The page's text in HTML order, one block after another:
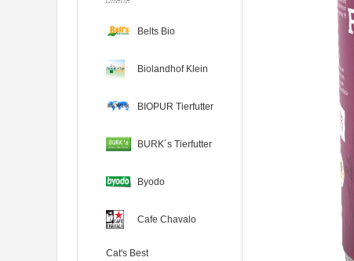
Belts Bio
Biolandhof Klein
BIOPUR Tierfutter
BURK´s Tierfutter
Byodo
Cafe Chavalo
Cat's Best